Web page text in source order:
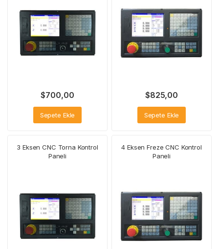
$700,00
Sepete Ekle
$825,00
Sepete Ekle
3 Eksen CNC Torna Kontrol
Paneli
4 Eksen Freze CNC Kontrol
Paneli